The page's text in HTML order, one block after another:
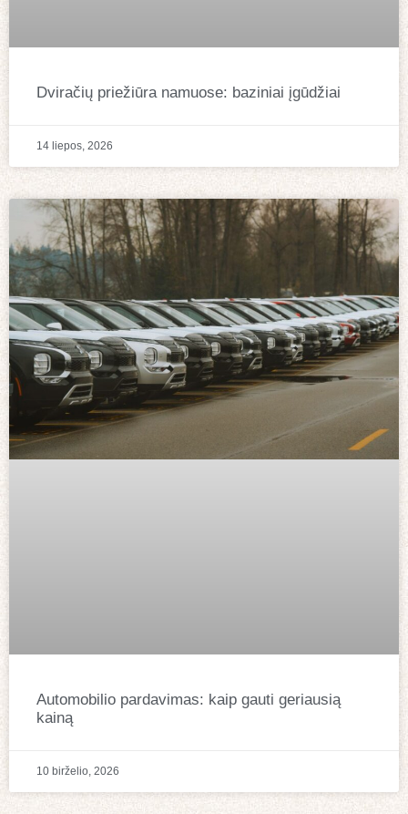
Dviračių priežiūra namuose: baziniai įgūdžiai
14 liepos, 2026
Automobilio pardavimas: kaip gauti geriausią
kainą
10 birželio, 2026